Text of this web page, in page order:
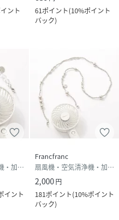
ント
61ポイント(10%ポイント
バック)
扇風機・空気清浄機・加湿器
イント
Francfranc
扇風機・空気清浄機・加湿器
2,000円
181ポイント(10%ポイント
バック)